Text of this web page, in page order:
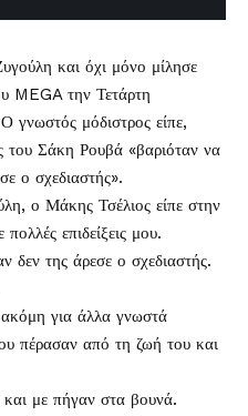
και όχι μόνο μίλησε
MEGA την Τετάρτη
γνωστός μόδιστρος είπε,
Σάκη Ρουβά «βαριόταν να
ο σχεδιαστής».
ο Μάκης Τσέλιος είπε στην
επιδείξεις μου.
δεν της άρεσε ο σχεδιαστής.
για άλλα γνωστά
πέρασαν από τη ζωή του και
με πήγαν στα βουνά.